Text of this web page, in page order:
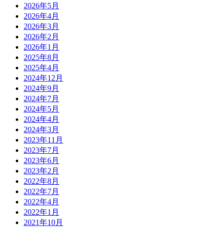
2026年5月
2026年4月
2026年3月
2026年2月
2026年1月
2025年8月
2025年4月
2024年12月
2024年9月
2024年7月
2024年5月
2024年4月
2024年3月
2023年11月
2023年7月
2023年6月
2023年2月
2022年8月
2022年7月
2022年4月
2022年1月
2021年10月